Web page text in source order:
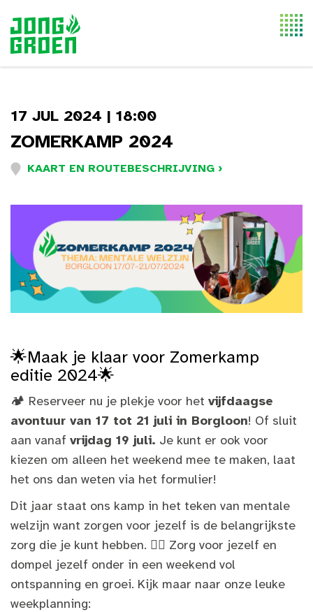
17 JUL 2024 | 18:00
ZOMERKAMP 2024
KAART EN ROUTEBESCHRIJVING ›
🌟Maak je klaar voor Zomerkamp
editie 2024🌟
🏕️ Reserveer nu je plekje voor het vijfdaagse
avontuur van 17 tot 21 juli in Borgloon! Of sluit
aan vanaf vrijdag 19 juli. Je kunt er ook voor
kiezen om alleen het weekend mee te maken, laat
het ons dan weten via het formulier!
Dit jaar staat ons kamp in het teken van mentale
welzijn want zorgen voor jezelf is de belangrijkste
zorg die je kunt hebben. 💆‍♂️ Zorg voor jezelf en
dompel jezelf onder in een weekend vol
ontspanning en groei. Kijk maar naar onze leuke
weekplanning: